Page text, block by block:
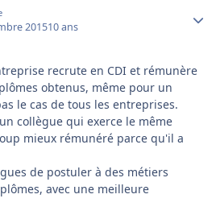
201510 ans
recrute en CDI et rémunère
obtenus, même pour un
le cas de tous les entreprises.
collègue qui exerce le même
mieux rémunéré parce qu'il a
de postuler à des métiers
avec une meilleure